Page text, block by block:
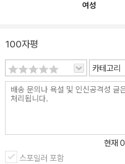
여성
100자평
카테고리
현재 0
스포일러 포함